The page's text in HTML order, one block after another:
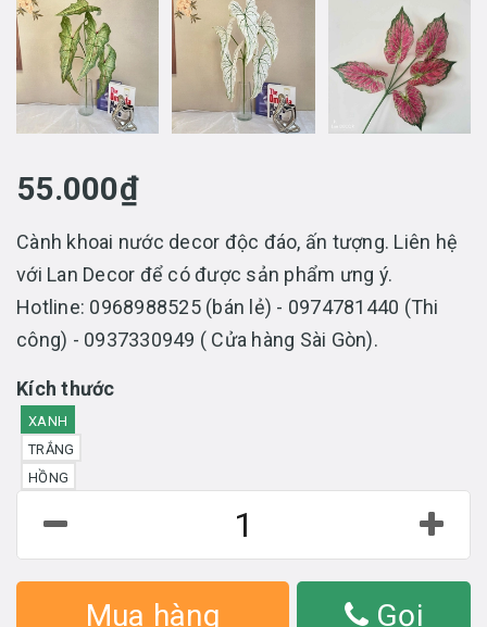
55.000₫
Cành khoai nước decor độc đáo, ấn tượng. Liên hệ
với Lan Decor để có được sản phẩm ưng ý.
Hotline: 0968988525 (bán lẻ) - 0974781440 (Thi
công) - 0937330949 ( Cửa hàng Sài Gòn).
Kích thước
XANH
TRẮNG
HỒNG
Mua hàng Gọi